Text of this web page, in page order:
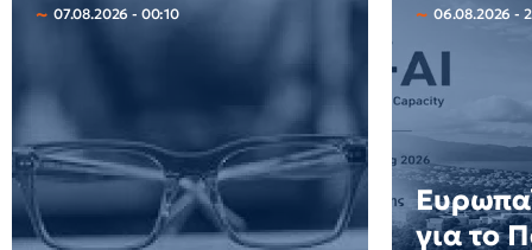
07.08.2026 - 00:10 06.08.2026 -
για το